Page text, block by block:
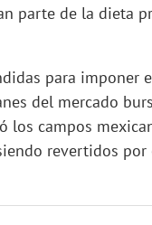
parte de la dieta
para imponer
del mercado
los campos
revertidos